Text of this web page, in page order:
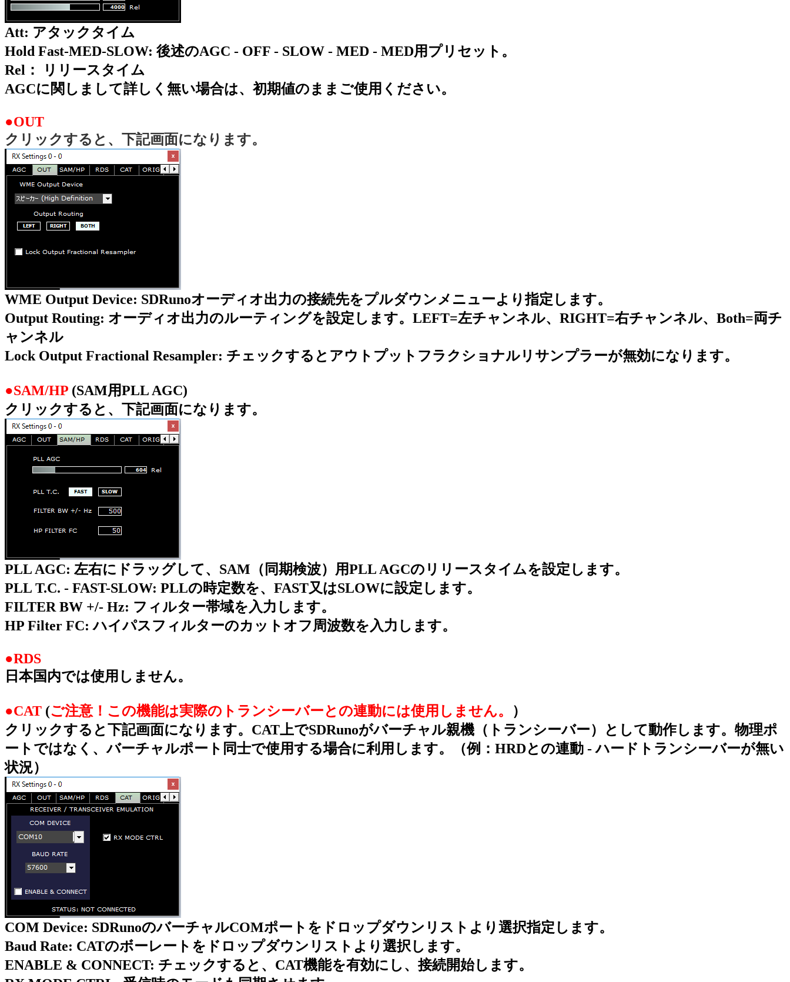
Att: アタックタイム
Hold Fast-MED-SLOW: 後述のAGC - OFF - SLOW - MED - MED用プリセット。
Rel： リリースタイム
AGCに関しまして詳しく無い場合は、初期値のままご使用ください。
●OUT
クリックすると、下記画面になります。
WME Output Device: SDRunoオーディオ出力の接続先をプルダウンメニューより指定します。
Output Routing: オーディオ出力のルーティングを設定します。LEFT=左チャンネル、RIGHT=右チャンネル、Both=両チ
ャンネル
Lock Output Fractional Resampler: チェックするとアウトプットフラクショナルリサンプラーが無効になります。
●SAM/HP (SAM用PLL AGC)
クリックすると、下記画面になります。
PLL AGC: 左右にドラッグして、SAM（同期検波）用PLL AGCのリリースタイムを設定します。
PLL T.C. - FAST-SLOW: PLLの時定数を、FAST又はSLOWに設定します。
FILTER BW +/- Hz: フィルター帯域を入力します。
HP Filter FC: ハイパスフィルターのカットオフ周波数を入力します。
●RDS
日本国内では使用しません。
●CAT (ご注意！この機能は実際のトランシーバーとの連動には使用しません。
）
クリックすると下記画面になります。CAT上でSDRunoがバーチャル親機（トランシーバー）として動作します。物理ポ
ートではなく、バーチャルポート同士で使用する場合に利用します。（例：HRDとの連動 - ハードトランシーバーが無い
状況）
COM Device: SDRunoのバーチャルCOMポートをドロップダウンリストより選択指定します。
Baud Rate: CATのボーレートをドロップダウンリストより選択します。
ENABLE & CONNECT: チェックすると、CAT機能を有効にし、接続開始します。